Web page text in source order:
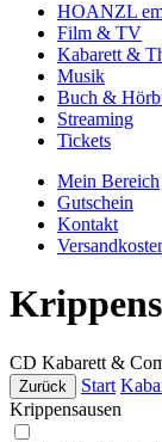
HOANZL
Film & TV
Kabarett &
Musik
Buch &
Streaming
Tickets
Mein Bereich
Gutschein
Kontakt
CD Kabarett &
Zurück Start
Krippensausen